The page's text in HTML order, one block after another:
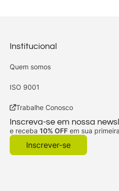
Institucional
Quem somos
ISO 9001
Trabalhe Conosco
Inscreva-se em nossa
e receba 10% OFF em sua
Inscrever-se